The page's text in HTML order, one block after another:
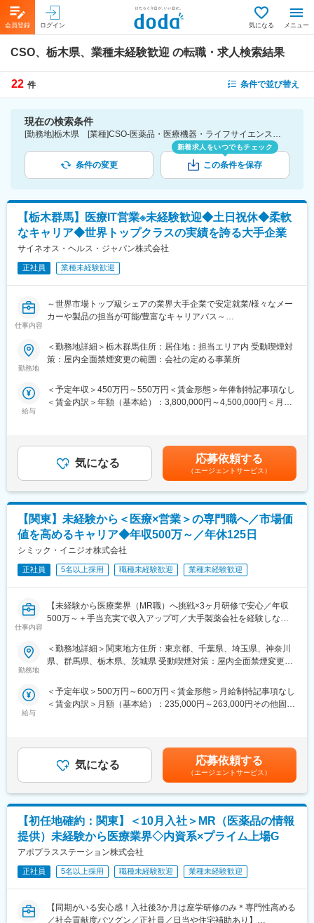
会員登録 ログイン 気になる メニュー
CSO、栃木県、業種未経験歓迎 の転職・求人検索結果
22 件 条件で並び替え
現在の検索条件
[勤務地]栃木県 [業種]CSO-医薬品・医療機器・ライフサイエンス・医療系サービス [こだわり条件ピックアップ]業種未経験歓迎 [詳細条件](募集・採用情報)業種未経験歓迎
条件の変更
新着求人をいつでもチェック
この条件を保存
【栃木群馬】医療IT営業※未経験歓迎◆土日祝休◆柔軟
なキャリア◆世界トップクラスの実績を誇る大手企業
サイネオス・ヘルス・ジャパン株式会社
正社員 業種未経験歓迎
仕事内容
～世界市場トップ級シェアの業界大手企業で安定就業/様々なメー
カーや製品の担当が可能/豊富なキャリアパス～
■職務詳細：
・担当する医療機器に関して、医師等への情報提供や購入の提案
キャリアを考えます。ご希望の働き方や、希望しない製品や領域
などがある場合も気軽にご相談ください。
一般的に医療系の営業職は全国転勤が発生しますが、同社では基
本的に希望勤務地から転居がない範囲でアサイン先を決定しま
す。
（2）充実したサポート体制
配属後は担当マネージャーが丁寧に支援します。日々の仕事の悩
みや、キャリア形成の相談等、伴走者として活躍をサポートしま
す。また知識・スキルレベルを上げるために様々な研修をご用意
しています。
（3）明確な評価制度
自身の成果や頑張りが客観的に評価され、年収に反映されます。
る報酬制度になっています。
（4）柔軟なキャリア
ロジェクトが気に入り、メーカーからオファーを受けた場合、メ
ーカーに転籍することも可能です。オファーや延長依頼があった
ロジェクトを提示するなどフレキシブルにキャリアが形成できま
す。その他、本社部門（マネージャー、法人営業、研修部門、採
■同社について：
同社は、医療機器・製薬メーカーの営業領域を支援するCSOと呼
ばれる業種です。「新製品が発売されたため営業を増員したい」
「このエリアで営業活動を拡大したい」といったようなメーカー
からのオーダーに対し自社の社員を派遣しています。医療機器は
製品によって営業スタイルが異なりますが、同社では転職せずに
様々な医療機器を経験し、自身に合った営業スタイルを探ること
が可能です。
勤務地
＜勤務地詳細＞栃木群馬住所：居住地：担当エリア内 受動喫煙対
策：屋内全面禁煙変更の範囲：会社の定める事業所
給与
＜予定年収＞450万円～550万円＜賃金形態＞年俸制特記事項なし
＜賃金内訳＞年額（基本給）：3,800,000円～4,500,000円＜月額
として、同社が拠出します賃金はあくまでも目安の金額であり、
選考を通じて上下する可能性があります。月給(月額)は固定手当を
含めた表記です。
気になる 応募依頼する
（エージェントサービス）
【関東】未経験から＜医療×営業＞の専門職へ／市場価
値を高めるキャリア◆年収500万～／年休125日
シミック・イニジオ株式会社
正社員 5名以上採用 職種未経験歓迎 業種未経験歓迎
仕事内容
【未経験から医療業界（MR職）へ挑戦×3ヶ月研修で安心／年収
500万～＋手当充実で収入アップ可／大手製薬会社を経験しなが
＜入社月について＞
入社月が決まっているため同期も多く安心してスタート可能
具体的には、「どんな病気に効くか（効果）／副作用や注意点／
品質に問題はないか」をわかりやすく伝えます
自分が関わった薬が患者様の治療につながり、感謝されるやりが
いのある仕事です
＼求人のポイント／
◎未経験から医療業界へ｜大手製薬会社のプロジェクトで働ける
◎3ヶ月研修＋OJTでゼロから育成｜専門性の高いキャリア形成
◎年収500万円～＋社宅補助あり｜収入アップ可能
◎異業種出身者（営業、接客、旅行・ホテル、介護、公務員、教
■入社後の流れ
勤務地
＜勤務地詳細＞関東地方住所：東京都、千葉県、埼玉県、神奈川
県、群馬県、栃木県、茨城県 受動喫煙対策：屋内全面禁煙変更の
給与
＜予定年収＞500万円～600万円＜賃金形態＞月給制特記事項なし
＜賃金内訳＞月額（基本給）：235,000円～263,000円その他固定
を全額支給 ■賞与年2回（昨年度実績4.2ヶ月）、報酬改定年1回■
全国勤務が可能な方は、50万円の一時金を支給(3ヶ月の試用期間
後の翌月給与で支給)賃金はあくまでも目安の金額であり、選考を
通じて上下する可能性があります。月給(月額)は固定手当を含めた
表記です。
気になる 応募依頼する
（エージェントサービス）
【初任地確約：関東】＜10月入社＞MR（医薬品の情報
提供）未経験から医療業界◇内資系×プライム上場G
アポプラスステーション株式会社
正社員 5名以上採用 職種未経験歓迎 業種未経験歓迎
【同期がいる安心感！入社後3か月は座学研修のみ＊専門性高める
／社会貢献度バツグン／正社員／日当や住宅補助あり】